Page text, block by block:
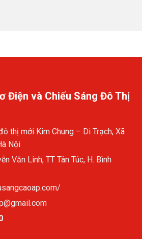
Điện và Chiếu Sáng Đô Thị
thị mới Kim Chung – Di Trạch, Xã
Nội
Văn Linh, TT Tân Túc, H. Bình